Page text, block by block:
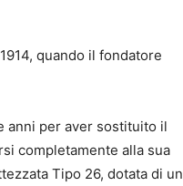
quando il fondatore
anni per aver sostituito il
completamente alla sua
Tipo 26, dotata di un